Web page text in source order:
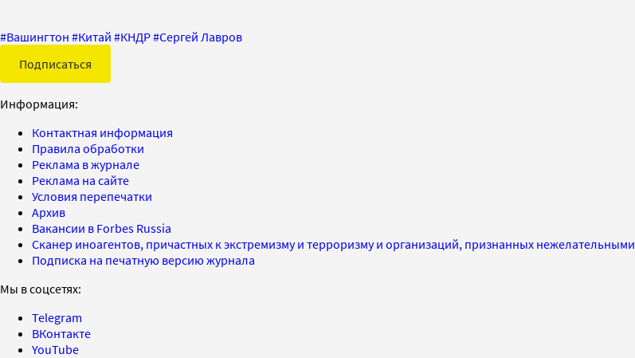
#Вашингтон #Китай #КНДР#Сергей Лавров
Подписаться
Информация:
Контактная информация
Правила обработки
Реклама в журнале
Реклама на сайте
Условия перепечатки
Архив
Вакансии в Forbes Russia
Сканер иноагентов, причастных к экстремизму и терроризму и организаций, признанных нежелательными
Подписка на печатную версию журнала
Мы в соцсетях:
Telegram
ВКонтакте
YouTube